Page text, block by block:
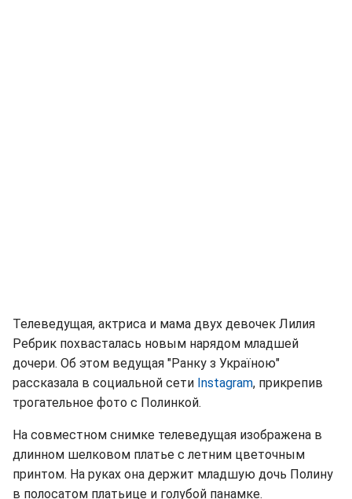
Телеведущая, актриса и мама двух девочек Лилия
Ребрик похвасталась новым нарядом младшей
дочери. Об этом ведущая "Ранку з Україною"
рассказала в социальной сети Instagram, прикрепив
трогательное фото с Полинкой.
На совместном снимке телеведущая изображена в
длинном шелковом платье с летним цветочным
принтом. На руках она держит младшую дочь Полину
в полосатом платьице и голубой панамке.